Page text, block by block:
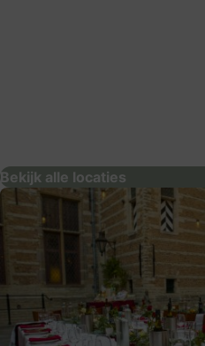
Bekijk alle locaties